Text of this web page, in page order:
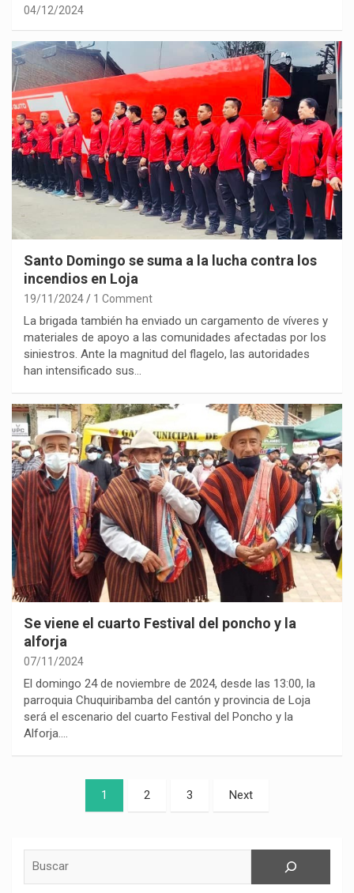
04/12/2024
Santo Domingo se suma a la lucha contra los
incendios en Loja
19/11/2024 1 Comment
La brigada también ha enviado un cargamento de víveres y
materiales de apoyo a las comunidades afectadas por los
siniestros. Ante la magnitud del flagelo, las autoridades
han intensificado sus…
Se viene el cuarto Festival del poncho y la
alforja
07/11/2024
El domingo 24 de noviembre de 2024, desde las 13:00, la
parroquia Chuquiribamba del cantón y provincia de Loja
será el escenario del cuarto Festival del Poncho y la
Alforja.…
Paginación1 2 3 Next